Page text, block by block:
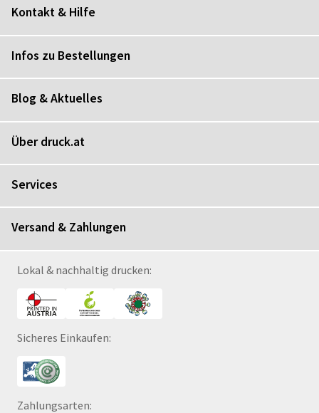
Kontakt & Hilfe
Infos zu Bestellungen
Blog & Aktuelles
Über druck.at
Services
Versand & Zahlungen
Lokal & nachhaltig drucken:
Sicheres Einkaufen:
Zahlungsarten: